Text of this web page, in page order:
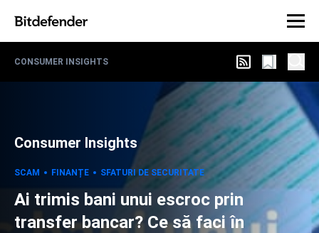
CONSUMER INSIGHTS
Consumer Insights
SCAM FINANȚE SFATURI DE SECURITATE
Ai trimis bani unui escroc prin
transfer bancar? Ce să faci în